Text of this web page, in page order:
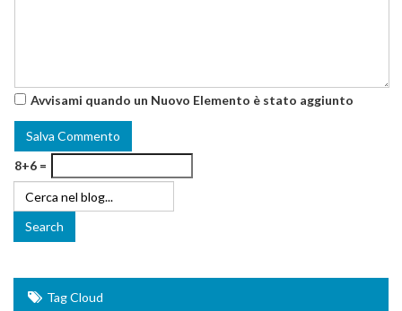
Avvisami quando un Nuovo Elemento è stato aggiunto
8+6 =
Tag Cloud